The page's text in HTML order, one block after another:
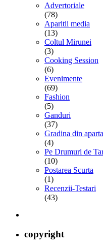
Advertoriale
(78)
Aparitii media
(13)
Coltul Mirunei
(3)
Cooking Session
(6)
Evenimente
(69)
Fashion
(5)
Ganduri
(37)
Gradina din
(4)
Pe Drumuri de
(10)
Postarea Scurta
(1)
Recenzii-Testari
(43)
copyright